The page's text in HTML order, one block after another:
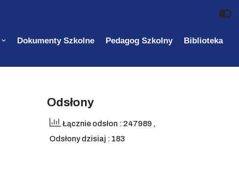
Dokumenty Szkolne Pedagog Szkolny
Biblioteka
Odsłony
Łącznie odsłon : 247989 ,
Odsłony dzisiaj : 183